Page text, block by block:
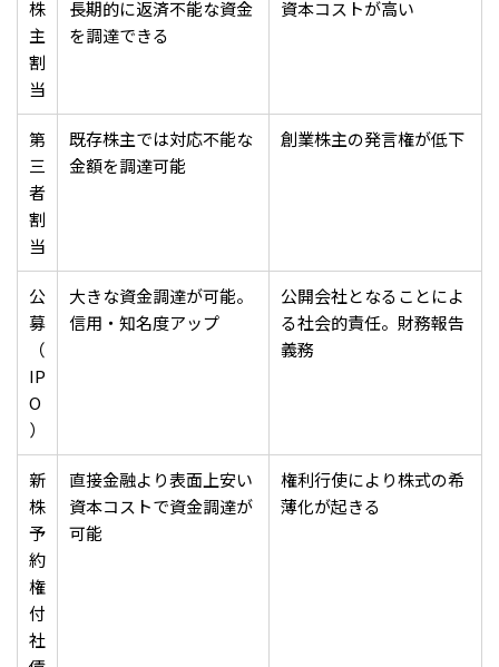
株
主
割
当
長期的に返済不能な資金
を調達できる
資本コストが高い
第
三
者
割
当
既存株主では対応不能な
金額を調達可能
創業株主の発言権が低下
公
募
（
IP
O
）
大きな資金調達が可能。
信用・知名度アップ
公開会社となることによ
る社会的責任。財務報告
義務
新
株
予
約
権
付
社
直接金融より表面上安い
資本コストで資金調達が
可能
権利行使により株式の希
薄化が起きる